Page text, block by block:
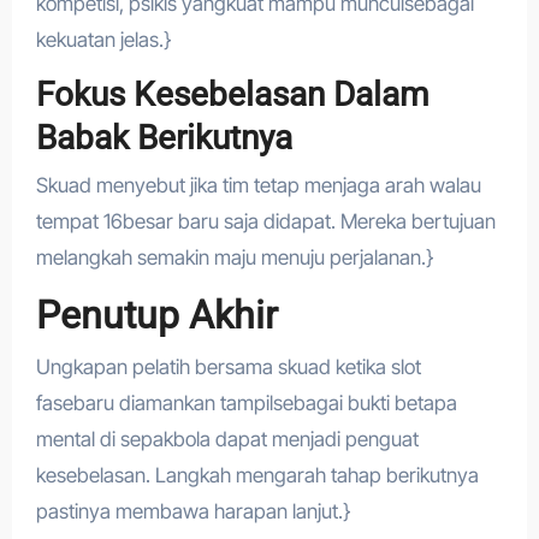
kekuatan jelas.}
Fokus Kesebelasan Dalam
Babak Berikutnya
Skuad menyebut jika tim tetap menjaga arah walau
tempat 16besar baru saja didapat. Mereka bertujuan
melangkah semakin maju menuju perjalanan.}
Penutup Akhir
Ungkapan pelatih bersama skuad ketika slot
fasebaru diamankan tampilsebagai bukti betapa
mental di sepakbola dapat menjadi penguat
kesebelasan. Langkah mengarah tahap berikutnya
pastinya membawa harapan lanjut.}